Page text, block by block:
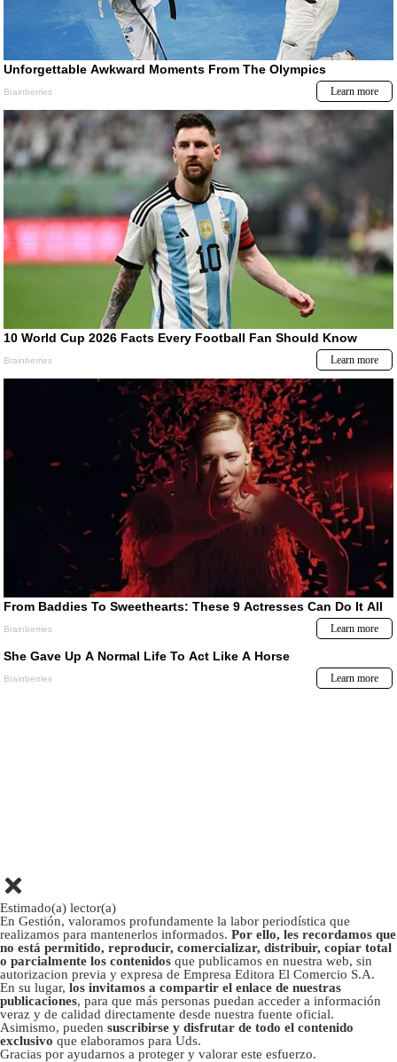
Estimado(a) lector(a)
En Gestión, valoramos profundamente la labor periodística que
realizamos para mantenerlos informados. Por ello, les recordamos que
no está permitido, reproducir, comercializar, distribuir, copiar total
o parcialmente los contenidos que publicamos en nuestra web, sin
autorizacion previa y expresa de Empresa Editora El Comercio S.A.
En su lugar, los invitamos a compartir el enlace de nuestras
publicaciones, para que más personas puedan acceder a información
veraz y de calidad directamente desde nuestra fuente oficial.
Asimismo, pueden suscribirse y disfrutar de todo el contenido
exclusivo que elaboramos para Uds.
Gracias por ayudarnos a proteger y valorar este esfuerzo.